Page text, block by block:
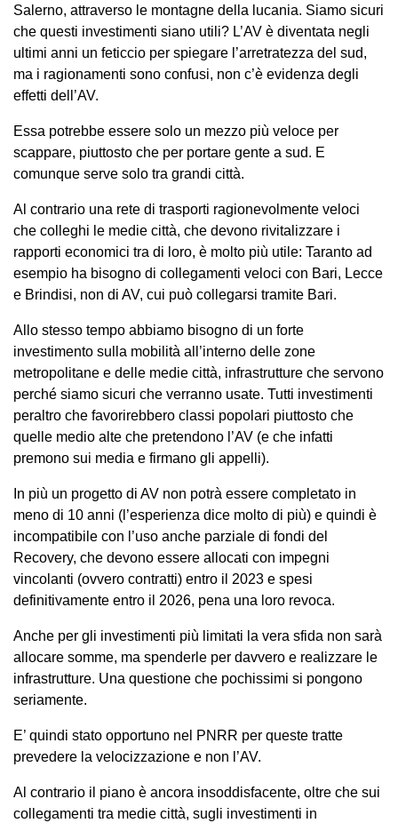
Salerno, attraverso le montagne della lucania. Siamo sicuri
che questi investimenti siano utili? L’AV è diventata negli
ultimi anni un feticcio per spiegare l’arretratezza del sud,
ma i ragionamenti sono confusi, non c’è evidenza degli
effetti dell’AV.
Essa potrebbe essere solo un mezzo più veloce per
scappare, piuttosto che per portare gente a sud. E
comunque serve solo tra grandi città.
Al contrario una rete di trasporti ragionevolmente veloci
che colleghi le medie città, che devono rivitalizzare i
rapporti economici tra di loro, è molto più utile: Taranto ad
esempio ha bisogno di collegamenti veloci con Bari, Lecce
e Brindisi, non di AV, cui può collegarsi tramite Bari.
Allo stesso tempo abbiamo bisogno di un forte
investimento sulla mobilità all’interno delle zone
metropolitane e delle medie città, infrastrutture che servono
perché siamo sicuri che verranno usate. Tutti investimenti
peraltro che favorirebbero classi popolari piuttosto che
quelle medio alte che pretendono l’AV (e che infatti
premono sui media e firmano gli appelli).
In più un progetto di AV non potrà essere completato in
meno di 10 anni (l’esperienza dice molto di più) e quindi è
incompatibile con l’uso anche parziale di fondi del
Recovery, che devono essere allocati con impegni
vincolanti (ovvero contratti) entro il 2023 e spesi
definitivamente entro il 2026, pena una loro revoca.
Anche per gli investimenti più limitati la vera sfida non sarà
allocare somme, ma spenderle per davvero e realizzare le
infrastrutture. Una questione che pochissimi si pongono
seriamente.
E’ quindi stato opportuno nel PNRR per queste tratte
prevedere la velocizzazione e non l’AV.
Al contrario il piano è ancora insoddisfacente, oltre che sui
collegamenti tra medie città, sugli investimenti in